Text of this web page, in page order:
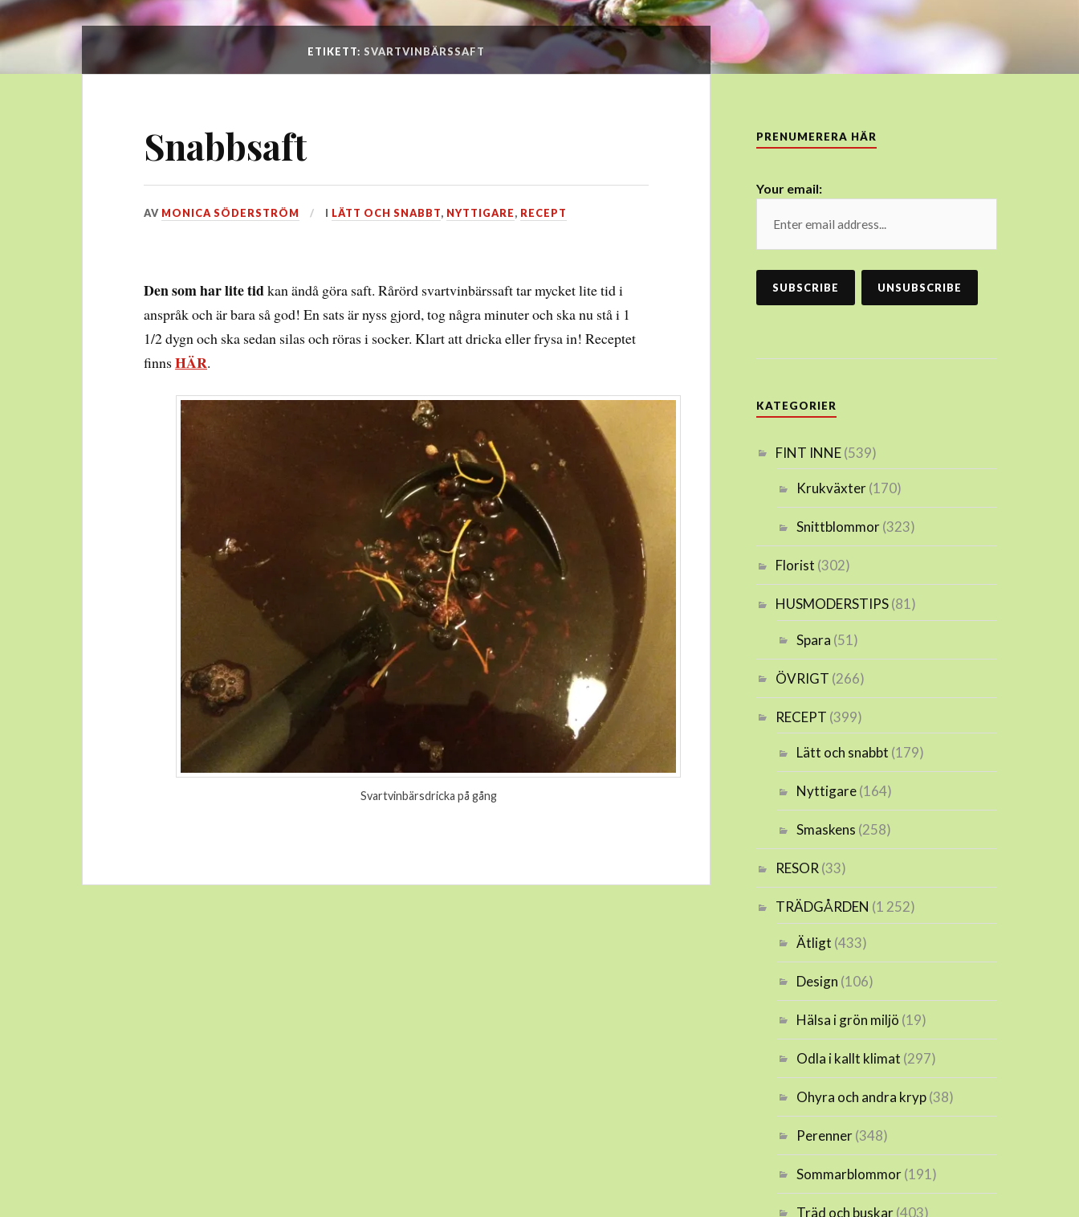
ETIKETT: SVARTVINBÄRSSAFT
Snabbsaft
DEN
AV MONICA SÖDERSTRÖM I LÄTT OCH SNABBT, NYTTIGARE, RECEPT
Den som har lite tidkan ändå göra saft. Rårörd svartvinbärssaft tar mycket lite tid i
anspråk och är bara så god! En sats är nyss gjord, tog några minuter och ska nu stå i 1
1/2 dygn och ska sedan silas och röras i socker. Klart att dricka eller frysa in! Receptet
finnsHÄR.
Svartvinbärsdricka på gång
PRENUMERERA HÄR
Your email:
KATEGORIER
FINT INNE(539)
Krukväxter(170)
Snittblommor(323)
Florist (302)
HUSMODERSTIPS(81)
Spara (51)
ÖVRIGT (266)
RECEPT (399)
Lätt och snabbt (179)
Nyttigare(164)
Smaskens (258)
RESOR (33)
TRÄDGÅRDEN (1 252)
Ätligt (433)
Design (106)
Hälsa i grön miljö (19)
Odla i kallt klimat (297)
Ohyra och andra kryp(38)
Perenner(348)
Sommarblommor(191)
Träd och buskar(403)